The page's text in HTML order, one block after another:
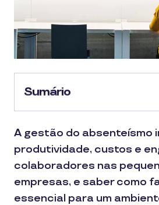
Sumário
A gestão do absenteísmo
produtividade, custos e
colaboradores nas
empresas, e saber como
essencial para um